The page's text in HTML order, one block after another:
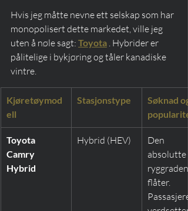
Hvis jeg måtte nevne ett selskap som har
monopolisert dette markedet, ville jeg
uten å nøle sagt: Toyota . Hybrider er
pålitelige i bykjøring og tåler kanadiske
vintre.
Kjøretøymod
ell
Stasjonstype
Søknad og
Toyota
Camry
Hybrid
Hybrid (HEV)
Den
absolutte
ryggraden i
flåter.